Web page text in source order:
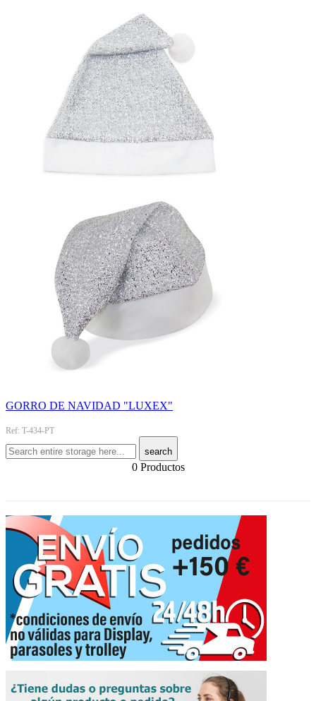
GORRO DE NAVIDAD "LUXEX"
Ref: T-434-PT
search
0 Productos